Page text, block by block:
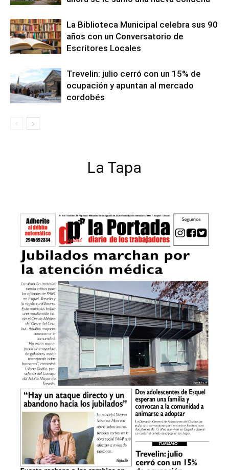
La Biblioteca Municipal celebra sus 90
años con un Conversatorio de
Escritores Locales
Trevelin: julio cerró con un 15% de
ocupación y apuntan al mercado
cordobés
La Tapa